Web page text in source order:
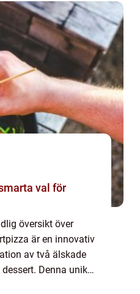
översikt över
är en innovativ
av två älskade
Denna unika